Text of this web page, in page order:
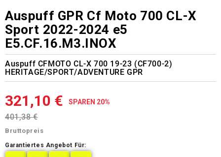
Auspuff GPR Cf Moto 700 CL-X
Sport 2022-2024 e5
E5.CF.16.M3.INOX
Auspuff CFMOTO CL-X 700 19-23 (CF700-2)
HERITAGE/SPORT/ADVENTURE GPR
321,10 € SPAREN 20%
401,38 €
Bruttopreis
Garantiertes Angebot Für: